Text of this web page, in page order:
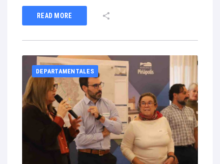
READ MORE
DEPARTAMENTALES